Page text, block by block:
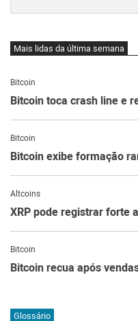
Mais lidas da última semana
Bitcoin
Bitcoin toca crash line e
Bitcoin
Bitcoin exibe formação
Altcoins
XRP pode registrar forte
Bitcoin
Bitcoin recua após
Glossário